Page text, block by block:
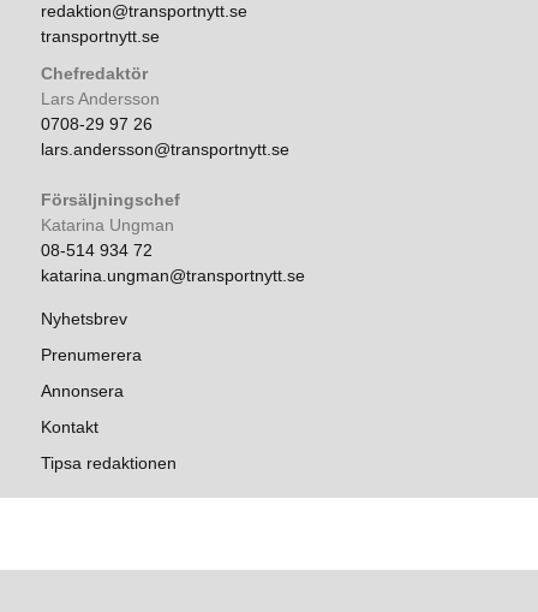
redaktion@transportnytt.se
transportnytt.se
Chefredaktör
Lars Andersson
0708-29 97 26
lars.andersson@transportnytt.se
Försäljningschef
Katarina Ungman
08-514 934 72
katarina.ungman@transportnytt.se
Nyhetsbrev
Prenumerera
Annonsera
Kontakt
Tipsa redaktionen